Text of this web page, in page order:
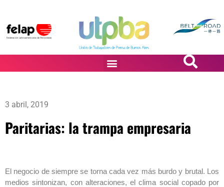
3 abril, 2019
Paritarias: la trampa empresaria
El negocio de siempre se torna cada vez más burdo y brutal. Los
medios sintonizan, con alteraciones, el clima social copado por